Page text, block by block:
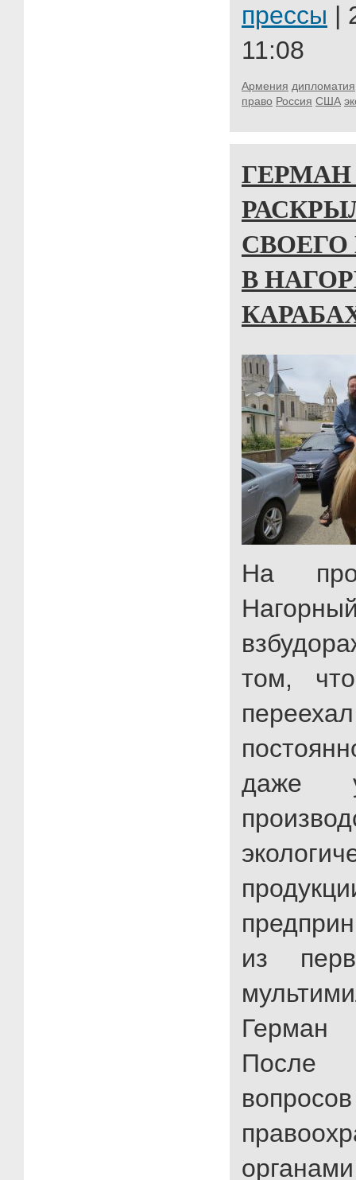
прессы |
11:08
Армения дипломатия
право Россия США
ГЕРМАН
В
На
том,
даже
из
После